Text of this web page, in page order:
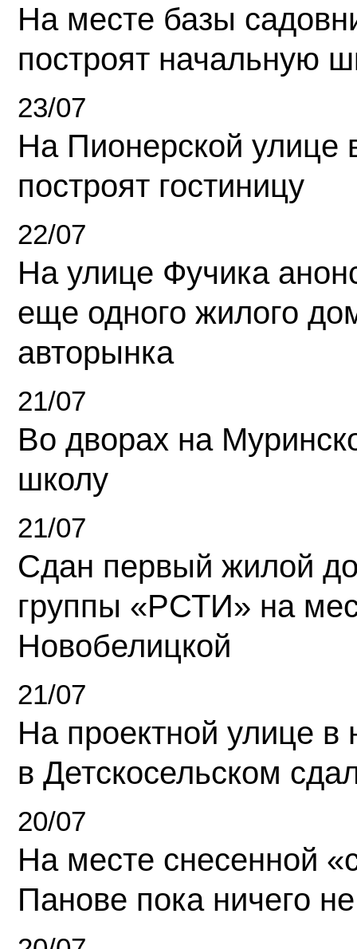
На месте базы
построят начальную
23/07
На Пионерской улице
построят гостиницу
22/07
На улице Фучика
еще одного жилого
авторынка
21/07
Во дворах на
школу
21/07
Сдан первый жилой
группы «РСТИ» на
Новобелицкой
21/07
На проектной улице
в Детскосельском
20/07
На месте снесенной
Панове пока ничего